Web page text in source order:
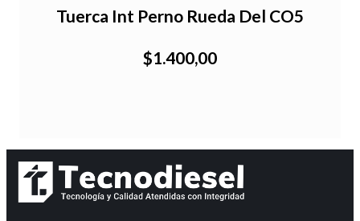
Tuerca Int Perno Rueda Del CO5
$1.400,00